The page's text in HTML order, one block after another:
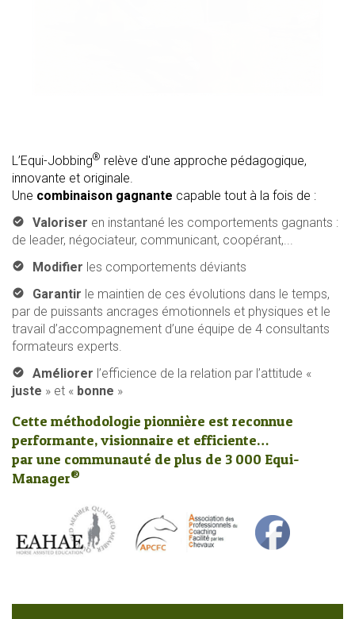
L’Equi-Jobbing® relève d'une approche pédagogique,
innovante et originale.
Une combinaison gagnante capable tout à la fois de :
Valoriser en instantané les comportements gagnants :
de leader, négociateur, communicant, coopérant,...
Modifier les comportements déviants
Garantir le maintien de ces évolutions dans le temps,
par de puissants ancrages émotionnels et physiques et le
travail d’accompagnement d’une équipe de 4 consultants
formateurs experts.
Améliorer l’efficience de la relation par l’attitude «
juste » et « bonne »
Cette méthodologie pionnière est reconnue
performante, visionnaire et efficiente…
par une communauté de plus de 3 000 Equi-
Manager®